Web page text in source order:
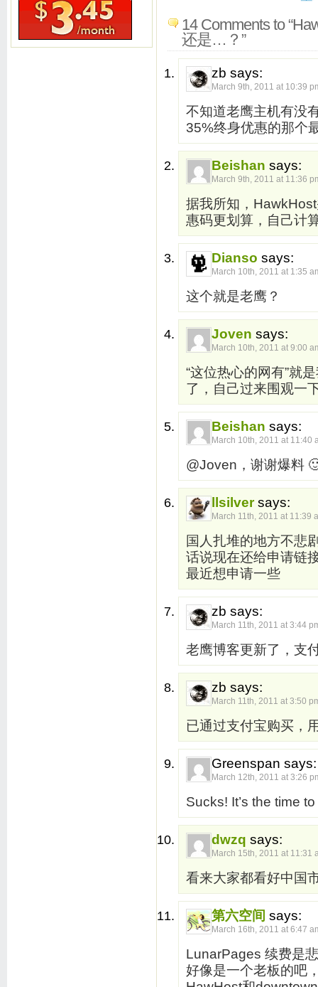
14 Comments to
还是…？”
zb says:
March 9th, 2011 at 10:39
不知道老鹰主机有没
35%终身优惠的那个
Beishan says:
March 9th, 2011 at 11:36
据我所知，
惠码更划算，自己计
Dianso says:
March 10th, 2011 at 1:35
这个就是老鹰？
Joven says:
March 10th, 2011 at 9:00
“这位热心的网有”就
了，自己过来围观一
Beishan says:
March 10th, 2011 at 11:40
@Joven，谢谢爆料
llsilversays:
March 11th, 2011 at 11:39
国人扎堆的地方不悲
话说现在还给申请链
最近想申请一些
zb says:
March 11th, 2011 at 3:44
老鹰博客更新了，支
zb says:
March 11th, 2011 at 3:50
已通过支付宝购买，
Greenspan says:
March 12th, 2011 at 3:26
Sucks! It’s the time
dwzq says:
March 15th, 2011 at 11:31
看来大家都看好中国
第六空间 says:
March 16th, 2011 at 6:47
LunarPages 续费是
好像是一个老板的吧